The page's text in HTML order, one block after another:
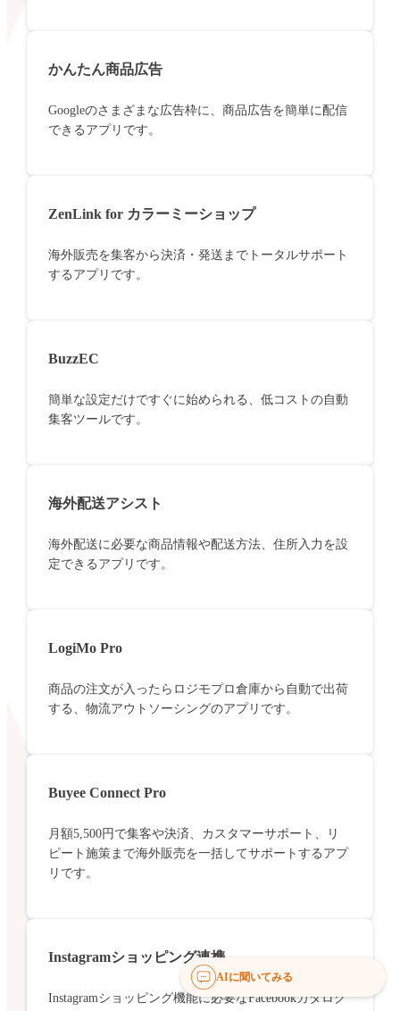
かんたん商品広告
Googleのさまざまな広告枠に、商品広告を簡単に配信
できるアプリです。
ZenLink for カラーミーショップ
海外販売を集客から決済・発送までトータルサポート
するアプリです。
BuzzEC
簡単な設定だけですぐに始められる、低コストの自動
集客ツールです。
海外配送アシスト
海外配送に必要な商品情報や配送方法、住所入力を設
定できるアプリです。
LogiMo Pro
商品の注文が入ったらロジモプロ倉庫から自動で出荷
する、物流アウトソーシングのアプリです。
Buyee Connect Pro
月額5,500円で集客や決済、カスタマーサポート、リ
ピート施策まで海外販売を一括してサポートするアプ
リです。
Instagramショッピング連携
Instagramショッピング機能に必要なFacebookカタログ
AIに聞いてみる